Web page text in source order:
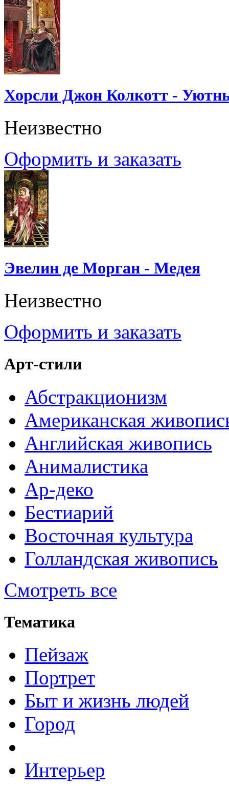
Хорсли Джон Колкотт -
Неизвестно
Оформить и заказать
Эвелин де Морган - Медея
Неизвестно
Оформить и заказать
Арт-стили
Абстракционизм
Американская
Английская живопись
Анималистика
Ар-деко
Бестиарий
Восточная культура
Голландская живопись
Смотреть все
Тематика
Пейзаж
Портрет
Быт и жизнь людей
Город
Интерьер